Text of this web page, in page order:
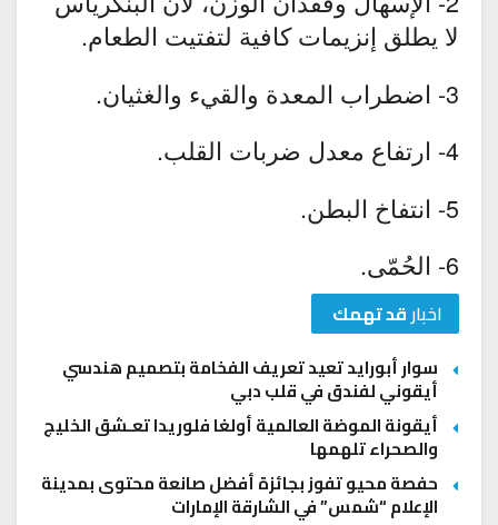
لا يطلق إنزيمات كافية لتفتيت الطعام.
3- اضطراب المعدة والقيء والغثيان.
4- ارتفاع معدل ضربات القلب.
5- انتفاخ البطن.
6- الحُمّى.
اخبارقد تهمك
سوار أبورايد تعيد تعريف الفخامة بتصميم هندسي
أيقوني لفندق في قلب دبي
أيقونة الموضة العالمية أولغا فلوريدا تعـشق الخليج
والصحراء تلهمها
حفصة محيو تفوز بجائزة أفضل صانعة محتوى بمدينة
الإعلام “شمس” في الشارقة الإمارات